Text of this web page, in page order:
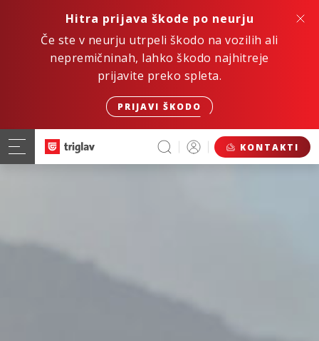
Hitra prijava škode po neurju
Če ste v neurju utrpeli škodo na vozilih ali
nepremičninah, lahko škodo najhitreje
prijavite preko spleta.
PRIJAVI ŠKODO
KONTAKTI